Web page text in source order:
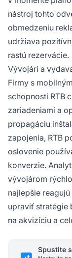
nástroj tohto
obmedzeniu
udržiava
rastú rezervácie.
Vývojári a
Firmy s
schopnosti RTB
zariadeniami a
propagáciu
zapojenia, RTB
oslovenie
konverzie.
vývojárom
najlepšie
upraviť stratégie
na akvizíciu a
Spustite